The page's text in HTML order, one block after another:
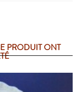
PRODUIT ONT